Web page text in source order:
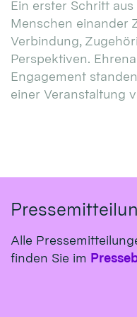
Ein erster Schritt
Menschen einander
Verbindung,
Perspektiven.
Engagement
einer Veranstaltung
Alle
finden Sie im